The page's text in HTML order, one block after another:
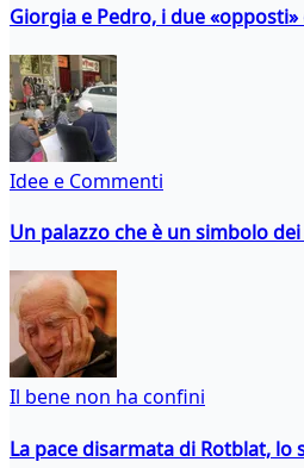
Giorgia e Pedro, i due
Idee e Commenti
Un palazzo che è un simbolo
Il bene non ha confini
La pace disarmata di Rotblat,